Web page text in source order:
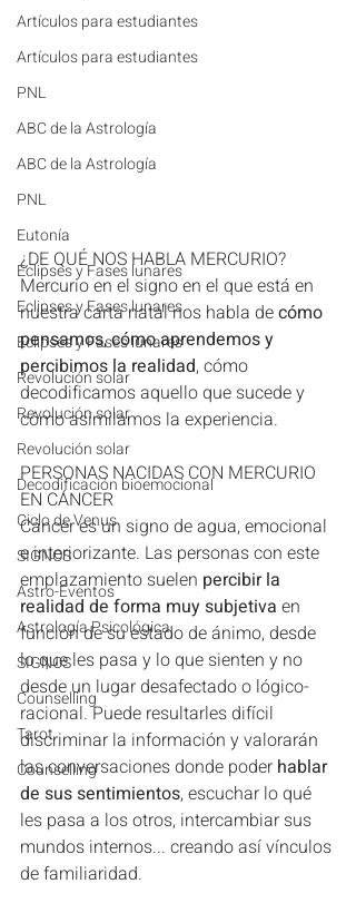
Artículos para estudiantes
Artículos para estudiantes
PNL
ABC de la Astrología
ABC de la Astrología
PNL
Eutonía
Eclipses y Fases lunares
Eclipses y Fases lunares
Eclipses y Fases lunares
Revolución solar
Revolución solar
Revolución solar
Decodificación bioemocional
Ciclo de Venus
SIGNOS
Astro-Eventos
Astrología Psicológica
SIGNOS
Counselling
Tarot
Counselling
¿DE QUÉ NOS HABLA MERCURIO?
Mercurio en el signo en el que está en
nuestra carta natal nos habla de cómo
pensamos, cómo aprendemos y
percibimos la realidad, cómo
decodificamos aquello que sucede y
cómo asimilamos la experiencia.
PERSONAS NACIDAS CON MERCURIO
EN CÁNCER
Cáncer es un signo de agua, emocional
e interiorizante. Las personas con este
emplazamiento suelen percibir la
realidad de forma muy subjetiva en
función de su estado de ánimo, desde
lo que les pasa y lo que sienten y no
desde un lugar desafectado o lógico-
racional. Puede resultarles difícil
discriminar la información y valorarán
las conversaciones donde poder hablar
de sus sentimientos, escuchar lo qué
les pasa a los otros, intercambiar sus
mundos internos... creando así vínculos
de familiaridad.